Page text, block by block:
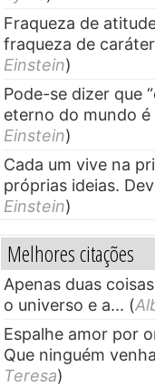
Fraqueza de
fraqueza de
Einstein)
Pode-se dizer que
eterno do mundo é
Einstein)
Cada um vive na
próprias ideias.
Einstein)
Melhores citações
Apenas duas
o universo e a... (
Espalhe amor por
Que ninguém
Teresa)